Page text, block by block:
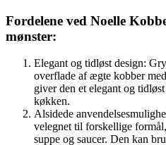
Fordelene ved Noelle
mønster:
Elegant og tidløst design:
overflade af ægte kobber
giver den et elegant og
køkken.
Alsidede
velegnet til forskellige
suppe og saucer. Den kan